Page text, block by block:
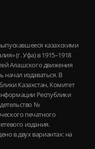
казахскими
(г. Уфа) в 1915–1918
Алашского движения
начал издаваться. В
Казахстан, Комитет
Республики
№
печатного
издания.
в двух вариантах: на